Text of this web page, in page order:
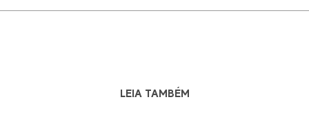
LEIA TAMBÉM